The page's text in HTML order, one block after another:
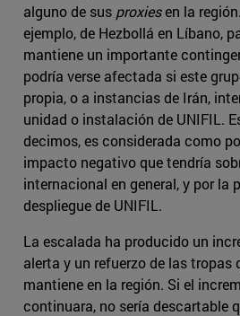
alguno de sus proxiesen la
ejemplo, de Hezbollá en Líbano,
mantiene un importante
podría verse afectada si este
propia, o a instancias de Irán,
unidad o instalación de UNIFIL.
decimos, es considerada como
impacto negativo que tendría
internacional en general, y por la
despliegue de UNIFIL.
La escalada ha producido un
alerta y un refuerzo de las tropas
mantiene en la región. Si el
continuara, no sería descartable